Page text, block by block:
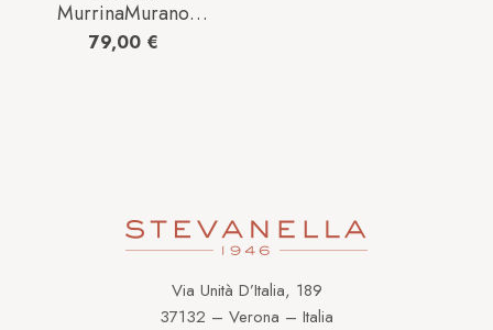
MurrinaMurano
Venezia Donna in
Acciaio Pietre dure
79,00 €
Via Unità D’Italia, 189
37132 – Verona – Italia